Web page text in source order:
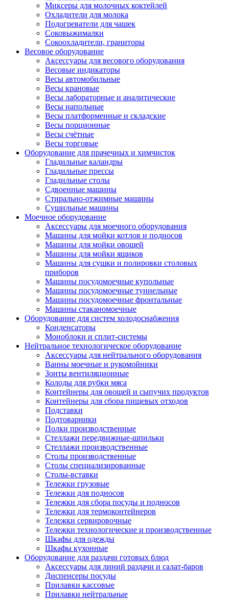
Миксеры для молочных коктейлей
Охладители для молока
Подогреватели для чашек
Соковыжималки
Сокоохладители, граниторы
Весовое оборудование
Аксессуары для весового оборудования
Весовые индикаторы
Весы автомобильные
Весы крановые
Весы лабораторные и аналитические
Весы напольные
Весы платформенные и складские
Весы порционные
Весы счётные
Весы торговые
Оборудование для прачечных и химчисток
Гладильные каландры
Гладильные прессы
Гладильные столы
Сдвоенные машины
Стирально-отжимные машины
Сушильные машины
Моечное оборудование
Аксессуары для моечного оборудования
Машины для мойки котлов и подносов
Машины для мойки овощей
Машины для мойки ящиков
Машины для сушки и полировки столовых
приборов
Машины посудомоечные купольные
Машины посудомоечные туннельные
Машины посудомоечные фронтальные
Машины стаканомоечные
Оборудование для систем холодоснабжения
Конденсаторы
Моноблоки и сплит-системы
Нейтральное технологическое оборудование
Аксессуары для нейтрального оборудования
Ванны моечные и рукомойники
Зонты вентиляционные
Колоды для рубки мяса
Контейнеры для овощей и сыпучих продуктов
Контейнеры для сбора пищевых отходов
Подставки
Подтоварники
Полки производственные
Стеллажи передвижные-шпильки
Стеллажи производственные
Столы производственные
Столы специализированные
Столы-вставки
Тележки грузовые
Тележки для подносов
Тележки для сбора посуды и подносов
Тележки для термоконтейнеров
Тележки сервировочные
Тележки технологические и производственные
Шкафы для одежды
Шкафы кухонные
Оборудование для раздачи готовых блюд
Аксессуары для линий раздачи и салат-баров
Диспенсеры посуды
Прилавки кассовые
Прилавки нейтральные